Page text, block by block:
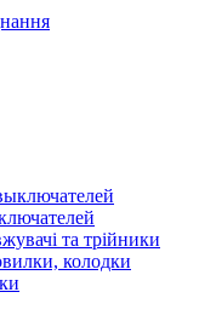
та трійники
колодки